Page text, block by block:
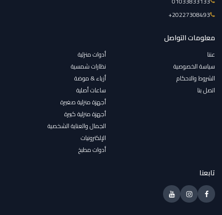
‎+20227308493
معلومات التواصل
عننا
سياسة الخصوصية
الشروط والاحكام
اتصل بنا
أدوات منزلية
نظارات شمسية
أزياء & موضة
ساعات أصلية
أجهزة منزلية صغيرة
أجهزة منزلية كبيرة
الجمال والعناية الشخصية
الإلكترونيات
أدوات مطبخ
تابعنا